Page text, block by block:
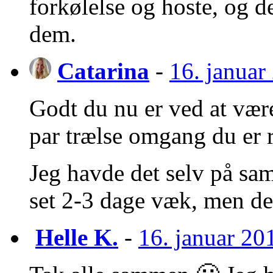
forkølelse og hoste, og
dem.
Catarina - 16.
Godt du nu er ved at
par trælse omgang du er
Jeg havde det selv på
set 2-3 dage væk, men
Helle K. - 16. januar